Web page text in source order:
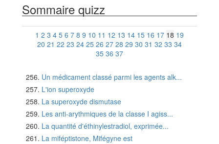
Sommaire quizz
1 2 3 4 5 6 7 8 9 10 11 12 13 14 15 16 17 18 19
20 21 22 23 24 25 26 27 28 29 30 31 32 33 34
35 36 37
Un médicament classé parmi les agents alk...
L'ion superoxyde
La superoxyde dismutase
Les anti-arythmiques de la classe I agiss...
La quantité d'éthinylestradiol, exprimée...
La miféptistone, Mifégyne est